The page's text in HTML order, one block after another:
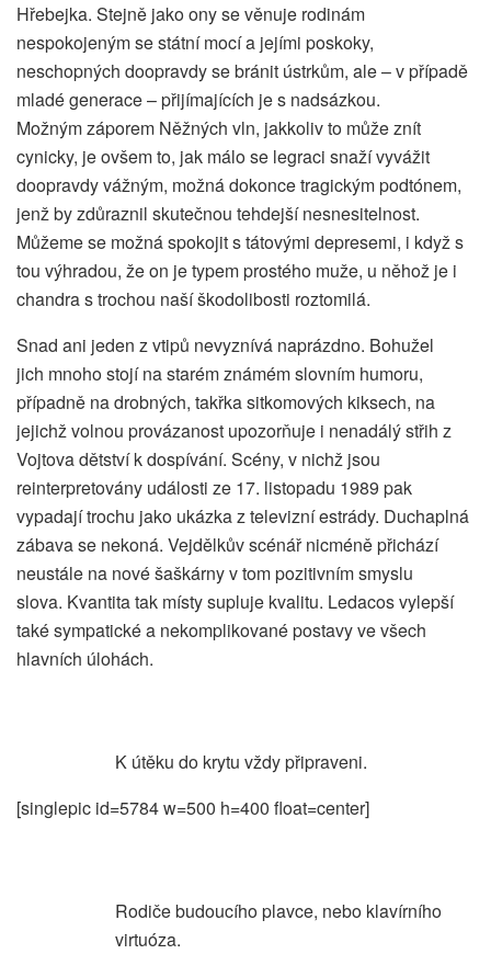
Hřebejka. Stejně jako ony se věnuje rodinám
nespokojeným se státní mocí a jejími poskoky,
neschopných doopravdy se bránit ústrkům, ale – v případě
mladé generace – přijímajících je s nadsázkou.
Možným záporem Něžných vln, jakkoliv to může znít
cynicky, je ovšem to, jak málo se legraci snaží vyvážit
doopravdy vážným, možná dokonce tragickým podtónem,
jenž by zdůraznil skutečnou tehdejší nesnesitelnost.
Můžeme se možná spokojit s tátovými depresemi, i když s
tou výhradou, že on je typem prostého muže, u něhož je i
chandra s trochou naší škodolibosti roztomilá.
Snad ani jeden z vtipů nevyznívá naprázdno. Bohužel
jich mnoho stojí na starém známém slovním humoru,
případně na drobných, takřka sitkomových kiksech, na
jejichž volnou provázanost upozorňuje i nenadálý střih z
Vojtova dětství k dospívání. Scény, v nichž jsou
reinterpretovány události ze 17. listopadu 1989 pak
vypadají trochu jako ukázka z televizní estrády. Duchaplná
zábava se nekoná. Vejdělkův scénář nicméně přichází
neustále na nové šaškárny v tom pozitivním smyslu
slova. Kvantita tak místy supluje kvalitu. Ledacos vylepší
také sympatické a nekomplikované postavy ve všech
hlavních úlohách.
K útěku do krytu vždy připraveni.
[singlepic id=5784 w=500 h=400 float=center]
Rodiče budoucího plavce, nebo klavírního
virtuóza.